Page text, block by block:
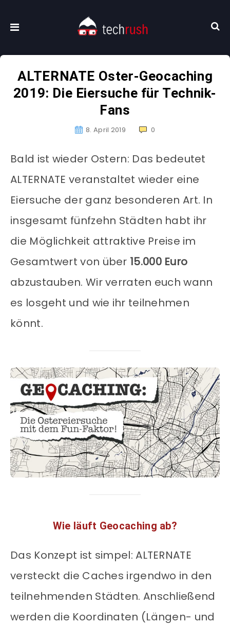
ALTERNATE Oster-Geocaching
2019: Die Eiersuche für Technik-
Fans
8. April 2019 0
Bald ist wieder Ostern: Das bedeutet
ALTERNATE veranstaltet wieder eine
Eiersuche der ganz besonderen Art. In
insgesamt fünfzehn Städten habt ihr
die Möglichkeit attraktive Preise im
Gesamtwert von über 15.000 Euro
abzustauben. Wir verraten euch wann
es losgeht und wie ihr teilnehmen
könnt.
Wie läuft Geocaching ab?
Das Konzept ist simpel: ALTERNATE
versteckt die Caches irgendwo in den
teilnehmenden Städten. Anschließend
werden die Koordinaten (Längen- und